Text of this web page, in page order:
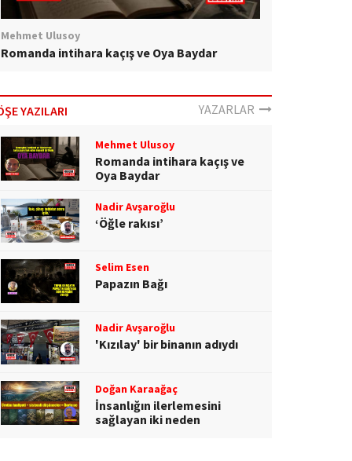
Mehmet Ulusoy
Romanda intihara kaçış ve Oya Baydar
YAZILARI YAZARLAR
Mehmet Ulusoy
Romanda intihara kaçış ve
Oya Baydar
Nadir Avşaroğlu
‘Öğle rakısı’
Selim Esen
Papazın Bağı
Nadir Avşaroğlu
'Kızılay' bir binanın adıydı
Doğan Karaağaç
İnsanlığın ilerlemesini
sağlayan iki neden